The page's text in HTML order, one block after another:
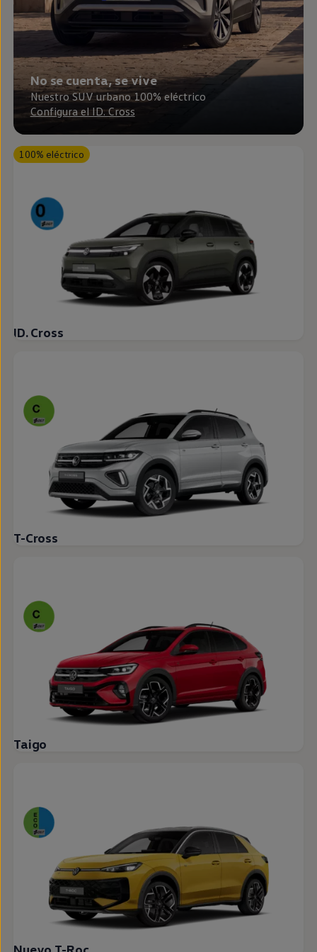
Passat
Touareg
t-roc-1
Asistencia en carretera
No se cuenta, se vive
Nuestro SUV urbano 100% eléctrico
Configura el ID. Cross
100% eléctrico
ID. Cross
T-Cross
Taigo